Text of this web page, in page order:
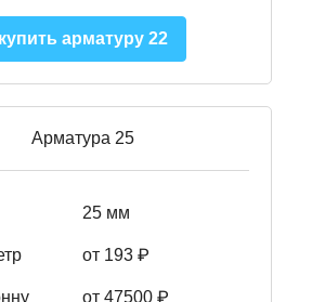
купить арматуру 22
Арматура 25
25 мм
от 193 ₽
от 47500 ₽